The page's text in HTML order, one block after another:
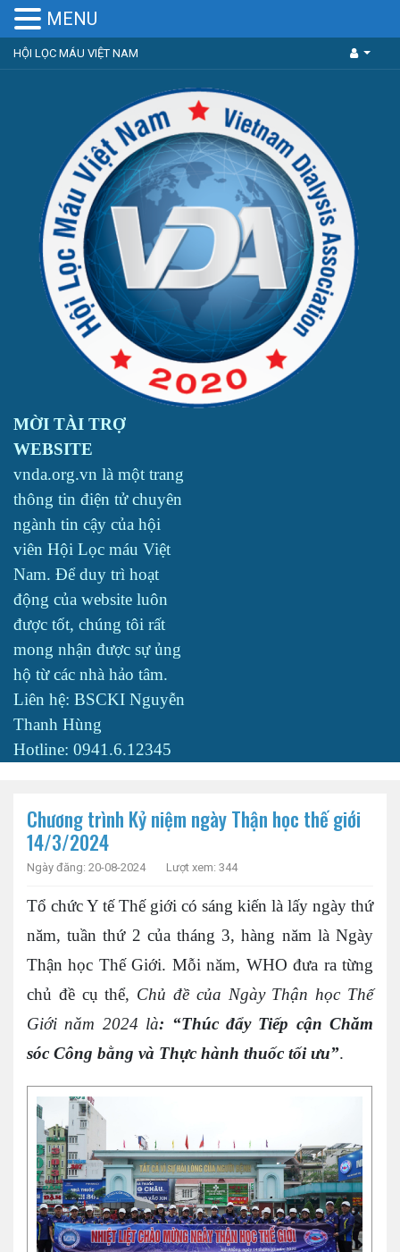
HỘI LỌC MÁU VIỆT NAM
MỜI TÀI TRỢ
WEBSITE
vnda.org.vn là một trang
thông tin điện tử chuyên
ngành tin cậy của hội
viên Hội Lọc máu Việt
Nam. Để duy trì hoạt
động của website luôn
được tốt, chúng tôi rất
mong nhận được sự ủng
hộ từ các nhà hảo tâm.
Liên hệ: BSCKI Nguyễn
Thanh Hùng
Hotline: 0941.6.12345
Chương trình Kỷ niệm ngày Thận học thế giới
14/3/2024
Ngày đăng: 20-08-2024 Lượt xem: 344
Tổ chức Y tế Thế giới có sáng kiến là lấy ngày thứ
năm, tuần thứ 2 của tháng 3, hàng năm là Ngày
Thận học Thế Giới. Mỗi năm, WHO đưa ra từng
chủ đề cụ thể, Chủ đề của Ngày Thận học Thế
Giới năm 2024 là: “Thúc đẩy Tiếp cận Chăm
sóc Công bằng và Thực hành thuốc tối ưu”.
MENU